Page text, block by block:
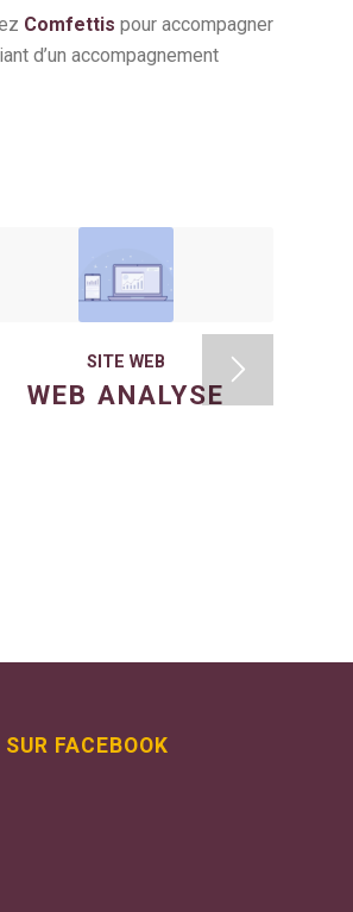
Comfettis pour accompagner
d’un accompagnement
SITE WEB
WEB ANALYSE
FACEBOOK